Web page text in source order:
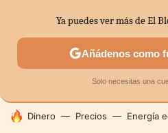
SECTORES ECONOMÍA
HOY SE HABLA DE
Dinero Precios Energía
Ya puedes ver más de El
Añádenos como
Solo necesitas una